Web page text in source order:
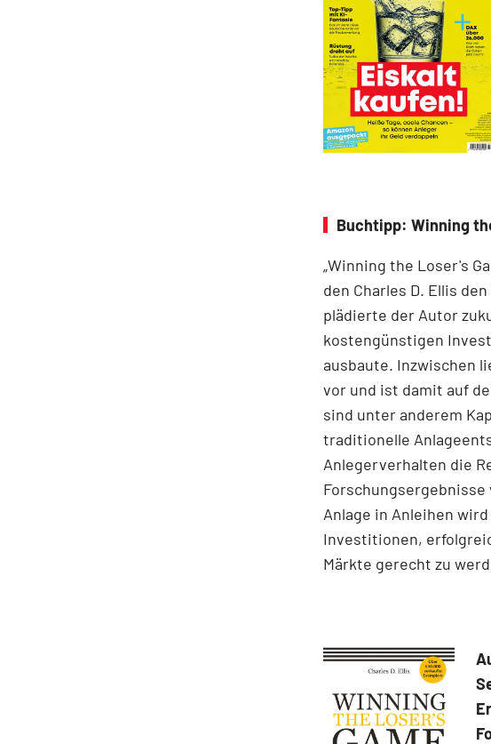
Buchtipp: Winning
„Winning the Loser's
den Charles D. Ellis
plädierte der Autor
kostengünstigen
ausbaute. Inzwischen
vor und ist damit auf
sind unter anderem
traditionelle
Anlegerverhalten die
Anlage in Anleihen
Investitionen,
Märkte gerecht zu